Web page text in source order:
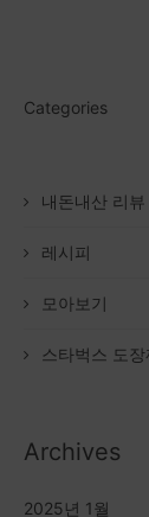
Categories
내돈내산 리뷰
레시피
모아보기
스타벅스 도장
Archives
2025년 1월